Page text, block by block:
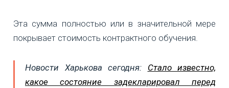
Эта сумма полностью или в значительной мере
покрывает стоимость контрактного обучения.
Новости Харькова сегодня: Стало известно,
какое состояние задекларировал перед